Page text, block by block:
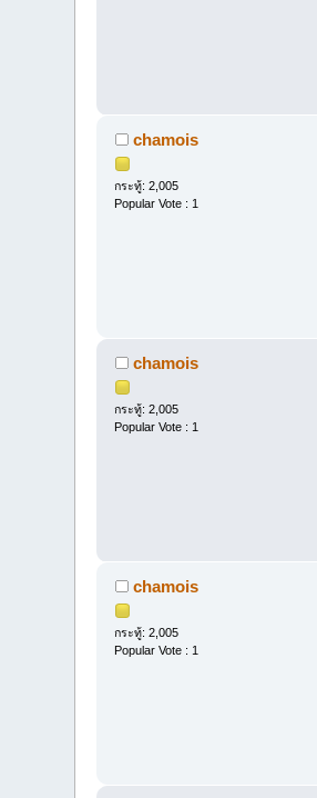
chamois
กระทู้: 2,005
Popular Vote : 1
chamois
กระทู้: 2,005
Popular Vote : 1
chamois
กระทู้: 2,005
Popular Vote : 1